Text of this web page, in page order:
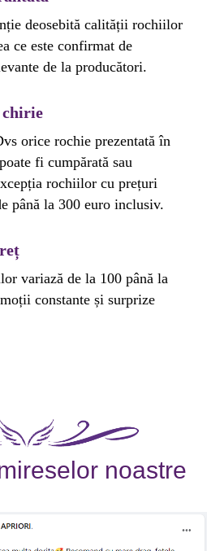
deosebită calității rochiilor
ce este confirmat de
de la producători.
chirie
orice rochie prezentată în
fi cumpărată sau
rochiilor cu prețuri
până la 300 euro inclusiv.
variază de la 100 până la
constante și surprize
noastre